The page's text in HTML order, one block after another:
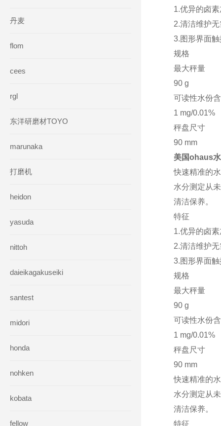
丹麦
flom
cees
rgl
东洋研磨材TOYO
marunaka
打磨机
heidon
yasuda
nittoh
daieikagakuseiki
santest
midori
honda
nohken
kobata
fellow
1.优异的卤
2.清洁维护
3.图形界面
规格
最大秤量
90 g
可读性水份
1 mg/0.01%
秤盘尺寸
90 mm
美国ohaus
快速精准的
水分测定从
清洁保养。
特征
1.优异的卤
2.清洁维护
3.图形界面
规格
最大秤量
90 g
可读性水份
1 mg/0.01%
秤盘尺寸
90 mm
快速精准的
水分测定从
清洁保养。
特征